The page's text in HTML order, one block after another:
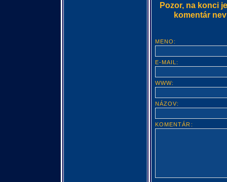
Pozor, na konci
komentár
MENO:
E-MAIL:
WWW:
NÁZOV:
KOMENTÁR: